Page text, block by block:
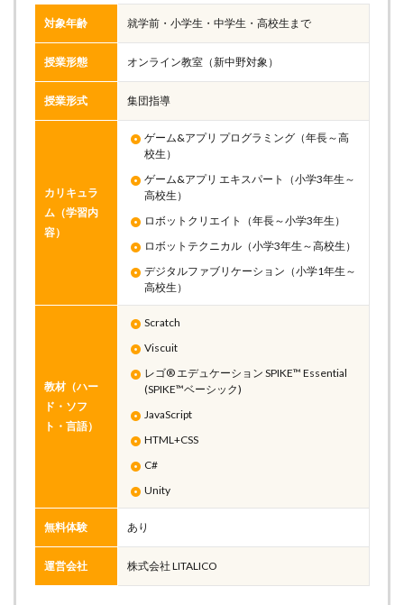
対象年齢 就学前・小学生・中学生・高校生まで
授業形態 オンライン教室（新中野対象）
授業形式 集団指導
カリキュラ
ム（学習内
容）
ゲーム&アプリ プログラミング（年長～高
校生）
ゲーム&アプリ エキスパート（小学3年生～
高校生）
ロボットクリエイト（年長～小学3年生）
ロボットテクニカル（小学3年生～高校生）
デジタルファブリケーション（小学1年生～
高校生）
教材（ハー
ド・ソフ
ト・言語）
Scratch
Viscuit
レゴ® エデュケーション SPIKE™ Essential
(SPIKE™ベーシック)
JavaScript
HTML+CSS
C#
Unity
無料体験 あり
運営会社 株式会社 LITALICO